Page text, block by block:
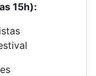
15h):